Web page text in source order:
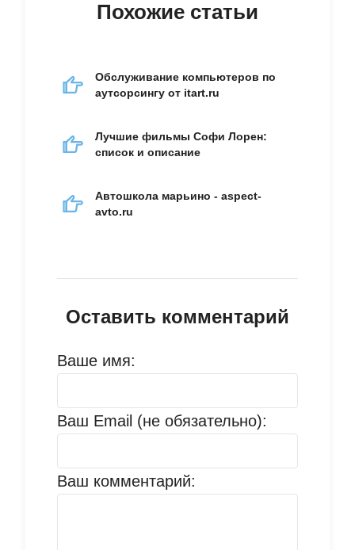
Похожие статьи
Обслуживание компьютеров по
аутсорсингу от itart.ru
Лучшие фильмы Софи Лорен:
список и описание
Автошкола марьино - aspect-
avto.ru
Оставить комментарий
Ваше имя:
Ваш Email (не обязательно):
Ваш комментарий: